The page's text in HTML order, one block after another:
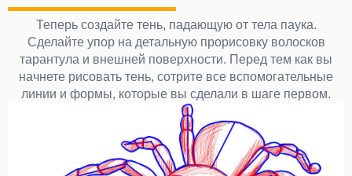
Теперь создайте тень, падающую от тела паука.
Сделайте упор на детальную прорисовку волосков
тарантула и внешней поверхности. Перед тем как вы
начнете рисовать тень, сотрите все вспомогательные
линии и формы, которые вы сделали в шаге первом.